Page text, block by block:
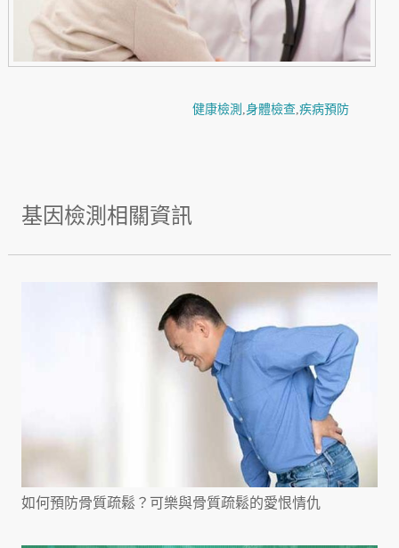
健康檢測 身體檢查, 疾病預防
基因檢測相關資訊
如何預防骨質疏鬆？可樂與骨質疏鬆的愛恨情仇